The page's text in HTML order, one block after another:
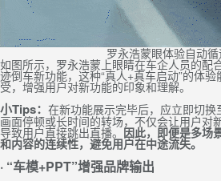
罗永浩蒙眼体验自动
如图所示，罗永浩蒙上眼睛在车企人员的配
迹倒车新功能，这种“真人+真车启动”的体
受，增强用户对新功能的印象和理解。
小Tips： 在新功能展示完毕后，应立即切换
画面停顿或长时间的转场，不仅会让用户对
导致用户直接跳出直播。因此，即便是多场
和内容的连续性，避免用户在中途流失。
· “车模+PPT”增强品牌输出